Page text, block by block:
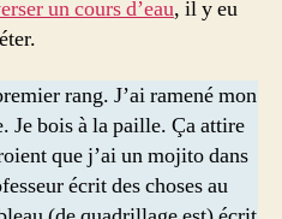
un cours d’eau, il y eu
rang. J’ai ramené mon
Je bois à la paille. Ça attire
que j’ai un mojito dans
écrit des choses au